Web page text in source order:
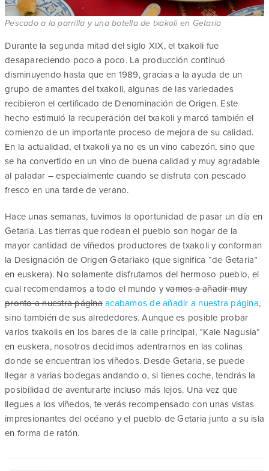
Pescado a la parrilla y una botella de txakoli en Getaria
Durante la segunda mitad del siglo XIX, el txakoli fue
desapareciendo poco a poco. La producción continuó
disminuyendo hasta que en 1989, gracias a la ayuda de un
grupo de amantes del txakoli, algunas de las variedades
recibieron el certificado de Denominación de Origen. Este
hecho estimuló la recuperación del txakoli y marcó también el
comienzo de un importante proceso de mejora de su calidad.
En la actualidad, el txakoli ya no es un vino cabezón, sino que
se ha convertido en un vino de buena calidad y muy agradable
al paladar – especialmente cuando se disfruta con pescado
fresco en una tarde de verano.
Hace unas semanas, tuvimos la oportunidad de pasar un día en
Getaria. Las tierras que rodean el pueblo son hogar de la
mayor cantidad de viñedos productores de txakoli y conforman
la Designación de Origen Getariako (que significa “de Getaria”
en euskera). No solamente disfrutamos del hermoso pueblo, el
cual recomendamos a todo el mundo yvamos a añadir muy
pronto a nuestra páginaacabamos de añadir a nuestra página,
sino también de sus alrededores. Aunque es posible probar
varios txakolis en los bares de la calle principal, “Kale Nagusia”
en euskera, nosotros decidimos adentrarnos en las colinas
donde se encuentran los viñedos. Desde Getaria, se puede
llegar a varias bodegas andando o, si tienes coche, tendrás la
posibilidad de aventurarte incluso más lejos. Una vez que
llegues a los viñedos, te verás recompensado con unas vistas
impresionantes del océano y el pueblo de Getaria junto a su isla
en forma de ratón.